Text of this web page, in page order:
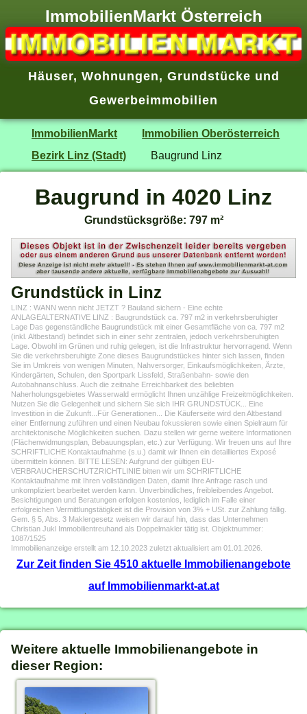
ImmobilienMarkt Österreich
Häuser, Wohnungen, Grundstücke und
Gewerbeimmobilien
ImmobilienMarkt
Immobilien Oberösterreich
Bezirk Linz (Stadt)
Baugrund Linz
Baugrund in 4020 Linz
Grundstücksgröße: 797 m²
Grundstück in Linz
LINZ : WANN wenn nicht JETZT ? Bauland sichern - Eine echte
ANLAGEALTERNATIVE LINZ : Baugrundstück ca. 797 m2 in verkehrsberuhigter
Lage Das gegenständliche Baugrundstück mit einer Gesamtfläche von ca. 797 m2
(inkl. Altbestand) befindet sich in einer sehr zentralen, jedoch verkehrsberuhigten
Lage. Obwohl im Grünen und ruhig gelegen, ist die Infrastruktur hervorragend. Wenn
Sie die verkehrsberuhigte Zone dieses Baugrundstückes hinter sich lassen, finden
Sie im Umkreis von wenigen Minuten, Nahversorger, Einkaufsmöglichkeiten, Ärzte,
Kindergärten, Schulen, den Sportpark Lissfeld, Straßenbahn- sowie den
Autobahnanschluss. Auch die zeitnahe Erreichbarkeit des beliebten
Naherholungsgebietes Wasserwald ermöglicht Ihnen unzählige Freizeitmöglichkeiten.
Nutzen Sie die Gelegenheit und sichern Sie sich IHR GRUNDSTÜCK... Eine
Investition in die Zukunft...Für Generationen... Die Käuferseite wird den Altbestand
einer Entfernung zuführen und einen Neubau fokussieren sowie einen Spielraum für
architektonische Möglichkeiten suchen. Dazu stellen wir gerne weitere Informationen
(Flächenwidmungsplan, Bebauungsplan, etc.) zur Verfügung. Wir freuen uns auf Ihre
SCHRIFTLICHE Kontaktaufnahme (s.u.) damit wir Ihnen ein detailliertes Exposé
übermitteln können. BITTE LESEN: Aufgrund der gültigen EU-
VERBRAUCHERSCHUTZRICHTLINIE bitten wir um SCHRIFTLICHE
Kontaktaufnahme mit Ihren vollständigen Daten, damit Ihre Anfrage rasch und
unkompliziert bearbeitet werden kann. Unverbindliches, freibleibendes Angebot.
Besichtigungen und Beratungen erfolgen kostenlos, lediglich im Falle einer
erfolgreichen Vermittlungstätigkeit ist die Provision von 3% + USt. zur Zahlung fällig.
Gem. § 5, Abs. 3 Maklergesetz weisen wir darauf hin, dass das Unternehmen
Christian Jukl Immobilientreuhand als Doppelmakler tätig ist. Objektnummer:
1087/1525
Immobilienanzeige erstellt am 12.10.2023 zuletzt aktualisiert am 01.01.2026.
Zur Zeit finden Sie 4510 aktuelle Immobilienangebote
auf Immobilienmarkt-at.at
Weitere aktuelle Immobilienangebote in
dieser Region: